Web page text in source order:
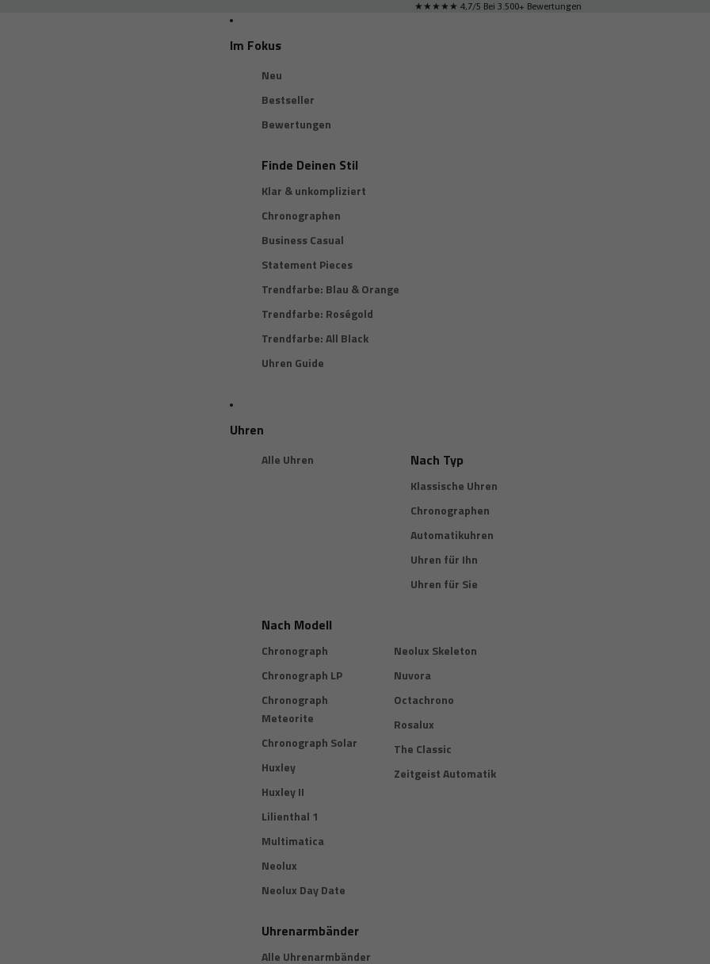
★★★★★ 4,7/5 Bei 3.500+ Bewertungen
Im Fokus
Neu
Bestseller
Bewertungen
Finde Deinen Stil
Klar & unkompliziert
Chronographen
Business Casual
Statement Pieces
Trendfarbe: Blau & Orange
Trendfarbe: Roségold
Trendfarbe: All Black
Uhren Guide
Uhren
Alle Uhren Nach Typ
Klassische Uhren
Chronographen
Automatikuhren
Uhren für Ihn
Uhren für Sie
Nach Modell
Chronograph
Chronograph LP
Chronograph
Meteorite
Chronograph Solar
Huxley
Huxley II
Lilienthal 1
Multimatica
Neolux
Neolux Day Date
Neolux Skeleton
Nuvora
Octachrono
Rosalux
The Classic
Zeitgeist Automatik
Uhrenarmbänder
Alle Uhrenarmbänder